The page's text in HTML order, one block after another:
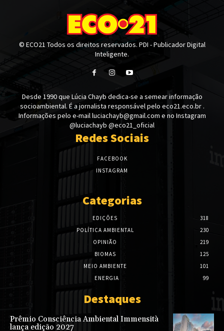
© ECO21 Todos os direitos reservados. PDI - Publicador Digital
Inteligente.
Desde 1990 que Lúcia Chayb dedica-se a semear informação
socioambiental. É a jornalista responsável pelo eco21.eco.br .
Informações pelo e-mail luciachayb@gmail.com e no Instagram
@luciachayb @eco21_oficial
Redes Sociais
FACEBOOK
INSTAGRAM
Categorias
EDIÇÕES
318
POLÍTICA AMBIENTAL
230
OPINIÃO
219
BIOMAS
125
MEIO AMBIENTE
101
ENERGIA
99
Destaques
Prêmio Consciência Ambiental Immensità
lança edição 2027